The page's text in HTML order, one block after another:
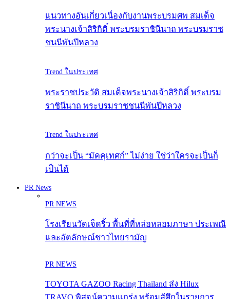
แนวทางอันเกี่ยวเนื่องกับงานพระบรมศพ สมเด็จ
พระนางเจ้าสิริกิติ์ พระบรมราชินีนาถ พระบรมราช
ชนนีพันปีหลวง
Trend ในประเทศ
พระราชประวัติ สมเด็จพระนางเจ้าสิริกิติ์ พระบรม
ราชินีนาถ พระบรมราชชนนีพันปีหลวง
Trend ในประเทศ
กว่าจะเป็น “มัคคุเทศก์” ไม่ง่าย ใช่ว่าใครจะเป็นก็
เป็นได้
PR News
PR NEWS
โรงเรียนวัดเจ็ดริ้ว พื้นที่ที่หล่อหลอมภาษา ประเพณี
และอัตลักษณ์ชาวไทยรามัญ
PR NEWS
TOYOTA GAZOO Racing Thailand ส่ง Hilux